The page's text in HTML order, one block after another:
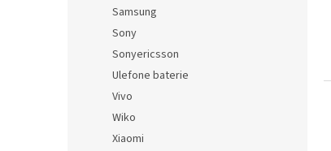
Samsung
Sony
Sonyericsson
Ulefone baterie
Vivo
Wiko
Xiaomi